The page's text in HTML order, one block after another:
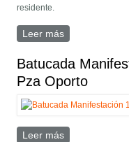
residente.
Leer más
Batucada
Pza Oporto
Leer más